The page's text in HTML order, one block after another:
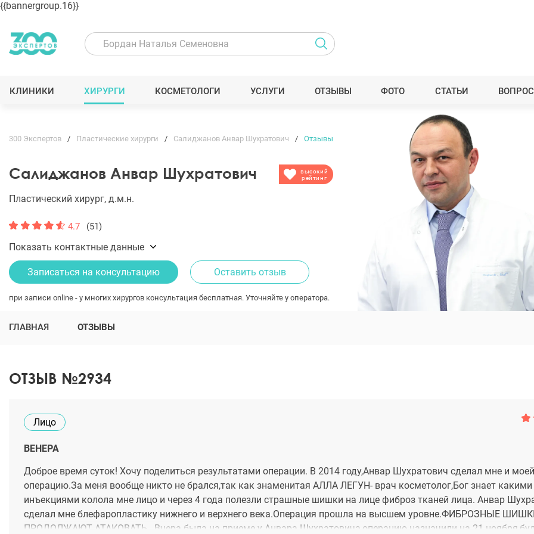
{{bannergroup.16}}
КЛИНИКИ ХИРУРГИ КОСМЕТОЛОГИ УСЛУГИ ОТЗЫВЫ ФОТО СТАТЬИ
300 Экспертов Пластические хирурги Салиджанов Анвар Шухратович Отзывы
Салиджанов Анвар Шухратович
высокий
рейтинг
Пластический хирург, д.м.н.
4.7 (51)
Показать контактные данные
Записаться на консультацию Оставить отзыв
при записи online - у многих хирургов консультация бесплатная. Уточняйте у оператора.
ГЛАВНАЯ ОТЗЫВЫ
ОТЗЫВ №2934
Лицо
ВЕНЕРА
Доброе время суток! Хочу поделиться результатами операции. В 2014 году,Анвар Шухратович сделал мне и
операцию.За меня вообще никто не брался,так как знаменитая АЛЛА ЛЕГУН- врач косметолог,Бог знает какими
инъекциями колола мне лицо и через 4 года полезли страшные шишки на лице фиброз тканей лица. Анвар
сделал мне блефаропластику нижнего и верхнего века.Операция прошла на высшем уровне.ФИБРОЗНЫЕ
ПРОДОЛЖАЮТ АТАКОВАТЬ . Вчера была на приеме у Анвара Шухратовича,операцию назначили на 21